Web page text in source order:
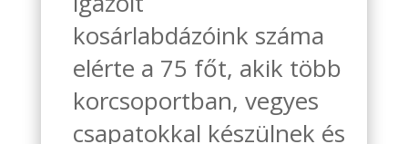
kosárlabdázóink száma
elérte a 75 főt, akik több
korcsoportban, vegyes
csapatokkal készülnek és